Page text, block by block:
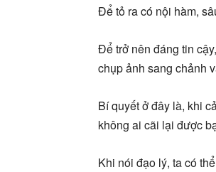
Để tỏ ra có nội hàm,
Để trở nên đáng tin
chụp ảnh sang chảnh
Bí quyết ở đây là, khi
không ai cãi lại được
Khi nói đạo lý, ta có